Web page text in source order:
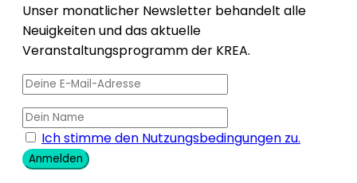
Unser monatlicher Newsletter behandelt alle
Neuigkeiten und das aktuelle
Veranstaltungsprogramm der KREA.
Ich stimme den Nutzungsbedingungen zu.
Anmelden